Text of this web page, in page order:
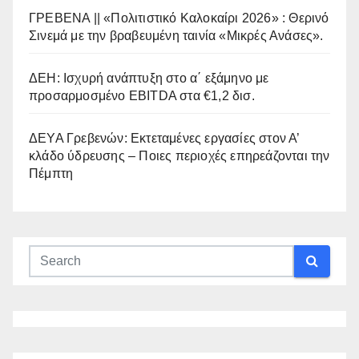
ΓΡΕΒΕΝΑ || «Πολιτιστικό Καλοκαίρι 2026» : Θερινό
Σινεμά με την βραβευμένη ταινία «Μικρές Ανάσες».
ΔΕΗ: Ισχυρή ανάπτυξη στο α΄ εξάμηνο με
προσαρμοσμένο EBITDA στα €1,2 δισ.
ΔΕΥΑ Γρεβενών: Εκτεταμένες εργασίες στον Α’
κλάδο ύδρευσης – Ποιες περιοχές επηρεάζονται την
Πέμπτη